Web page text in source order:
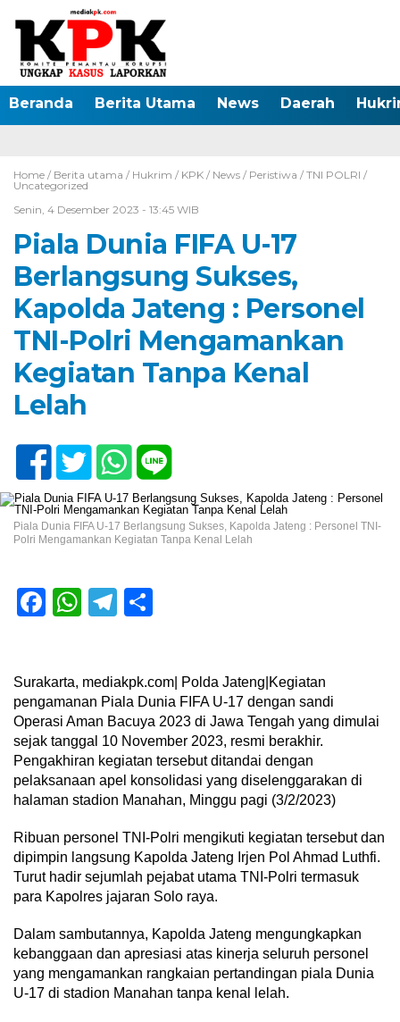
Beranda Berita Utama News Daerah
Home / Berita utama / Hukrim / KPK / News / Peristiwa / TNI POLRI /
Uncategorized
Senin, 4 Desember 2023 - 13:45 WIB
Piala Dunia FIFA U-17
Berlangsung Sukses,
Kapolda Jateng : Personel
TNI-Polri Mengamankan
Kegiatan Tanpa Kenal
Lelah
Piala Dunia FIFA U-17 Berlangsung Sukses, Kapolda Jateng : Personel TNI-
Polri Mengamankan Kegiatan Tanpa Kenal Lelah
Facebook
WhatsApp
Telegram
Surakarta, mediakpk.com| Polda Jateng|Kegiatan
pengamanan Piala Dunia FIFA U-17 dengan sandi
Operasi Aman Bacuya 2023 di Jawa Tengah yang dimulai
sejak tanggal 10 November 2023, resmi berakhir.
Pengakhiran kegiatan tersebut ditandai dengan
pelaksanaan apel konsolidasi yang diselenggarakan di
halaman stadion Manahan, Minggu pagi (3/2/2023)
Ribuan personel TNI-Polri mengikuti kegiatan tersebut dan
dipimpin langsung Kapolda Jateng Irjen Pol Ahmad Luthfi.
Turut hadir sejumlah pejabat utama TNI-Polri termasuk
para Kapolres jajaran Solo raya.
Dalam sambutannya, Kapolda Jateng mengungkapkan
kebanggaan dan apresiasi atas kinerja seluruh personel
yang mengamankan rangkaian pertandingan piala Dunia
U-17 di stadion Manahan tanpa kenal lelah.